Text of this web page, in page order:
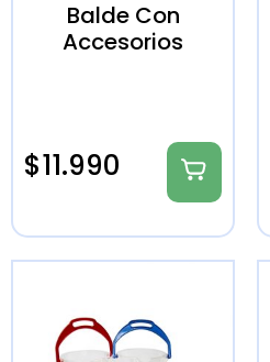
Balde Con
Accesorios
$11.990